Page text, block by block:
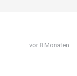
vor 8 Monaten